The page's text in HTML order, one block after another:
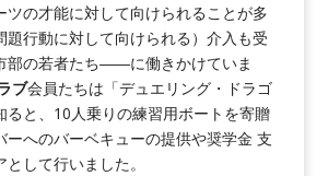
ツの才能に対して向けられることが多
題行動に対して向けられる）介入も受
部の若者たち――に働きかけていま
ブ会員たちは「デュエリング・ドラゴ
ると、10人乗りの練習用ボートを寄贈
ーへのバーベキューの提供や奨学金 支
として行いました。